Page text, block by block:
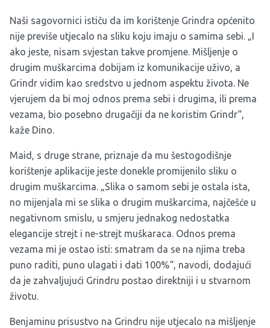
Naši sagovornici ističu da im korištenje Grindra općenito
nije previše utjecalo na sliku koju imaju o samima sebi. „I
ako jeste, nisam svjestan takve promjene. Mišljenje o
drugim muškarcima dobijam iz komunikacije uživo, a
Grindr vidim kao sredstvo u jednom aspektu života. Ne
vjerujem da bi moj odnos prema sebi i drugima, ili prema
vezama, bio posebno drugačiji da ne koristim Grindr“,
kaže Dino.
Maid, s druge strane, priznaje da mu šestogodišnje
korištenje aplikacije jeste donekle promijenilo sliku o
drugim muškarcima. „Slika o samom sebi je ostala ista,
no mijenjala mi se slika o drugim muškarcima, najčešće u
negativnom smislu, u smjeru jednakog nedostatka
elegancije strejt i ne-strejt muškaraca. Odnos prema
vezama mi je ostao isti: smatram da se na njima treba
puno raditi, puno ulagati i dati 100%“, navodi, dodajući
da je zahvaljujući Grindru postao direktniji i u stvarnom
životu.
Benjaminu prisustvo na Grindru nije utjecalo na mišljenje